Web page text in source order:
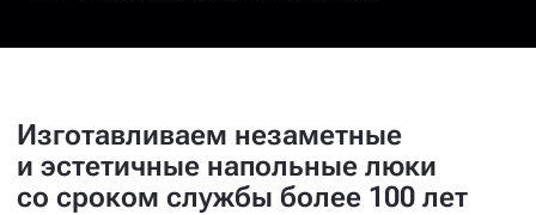
Изготавливаем незаметные
и эстетичные напольные люки
со сроком службы более 100 лет